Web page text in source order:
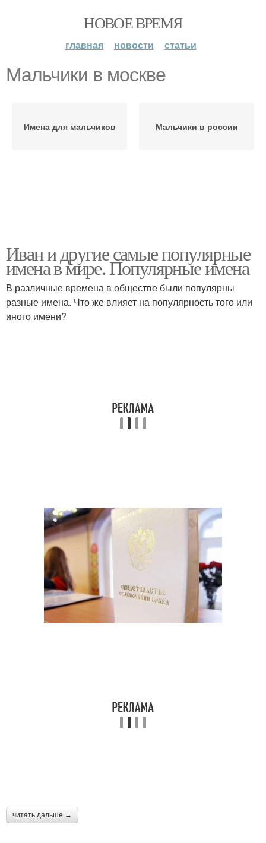
НОВОЕ ВРЕМЯ
главная новости статьи
Мальчики в москве
Имена для мальчиков Мальчики в россии
Иван и другие самые популярные
имена в мире. Популярные имена
В различные времена в обществе были популярны
разные имена. Что же влияет на популярность того или
иного имени?
читать дальше →